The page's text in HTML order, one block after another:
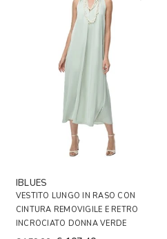
IBLUES
VESTITO LUNGO IN RASO CON
CINTURA REMOVIGILE E RETRO
INCROCIATO DONNA VERDE